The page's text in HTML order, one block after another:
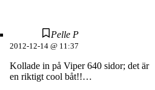
Pelle P
2012-12-14 @ 11:37
Kollade in på Viper 640 sidor; det är
en riktigt cool båt!!…